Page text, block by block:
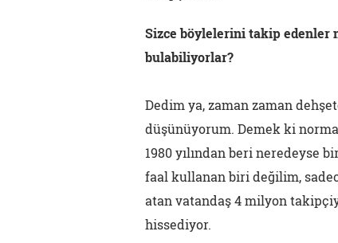
Sizce böylelerini takip edenler
bulabiliyorlar?
Dedim ya, zaman zaman
düşünüyorum. Demek ki
1980 yılından beri neredeyse
faal kullanan biri değilim,
atan vatandaş 4 milyon
hissediyor.